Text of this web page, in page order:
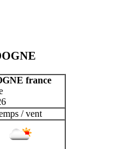
france
/ vent